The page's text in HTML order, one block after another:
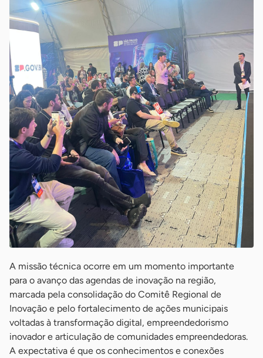
A missão técnica ocorre em um momento importante
para o avanço das agendas de inovação na região,
marcada pela consolidação do Comitê Regional de
Inovação e pelo fortalecimento de ações municipais
voltadas à transformação digital, empreendedorismo
inovador e articulação de comunidades empreendedoras.
A expectativa é que os conhecimentos e conexões